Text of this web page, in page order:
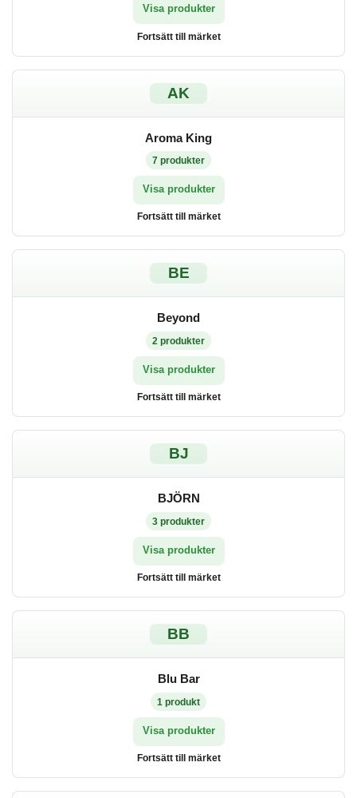
Visa produkter
Fortsätt till märket
AK
Aroma King
7 produkter
Visa produkter
Fortsätt till märket
BE
Beyond
2 produkter
Visa produkter
Fortsätt till märket
BJ
BJÖRN
3 produkter
Visa produkter
Fortsätt till märket
BB
Blu Bar
1 produkt
Visa produkter
Fortsätt till märket